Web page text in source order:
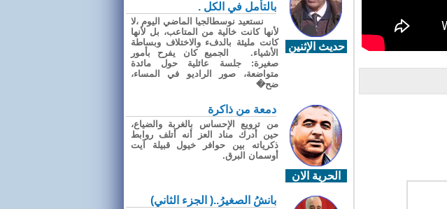
حديث الإثنين
بالتأمل في الكل .
نستعيد نوسطالجيا الماضي اليوم ،لا
لأنها كانت خالية من المتاعب، بل لأنها
كانت مليئة بالدفء والاختلاف وبساطة
الأشياء. الجميع كان يفرح بأمور
صغيرة: جلسة عائلية حول مائدة
متواضعة، صور الراديو في المساء،
ضح�
الحرية الان
دمعة من ذاكرة
من ترويع الإحساس بالغربة والضياع،
حين أدرك مناد العز أنه أتلف روابط
ذكرياته بين حوافر خيول قبيلة آيت
أوسمان البرق.
بانشُ الصغيرُ..( الجزء الثاني)